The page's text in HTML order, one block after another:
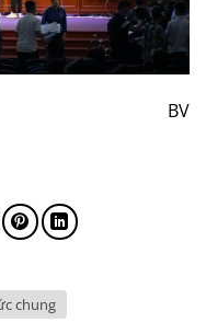
BV
chung